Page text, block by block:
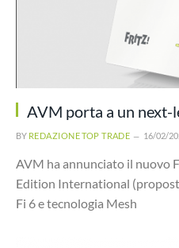
AVM porta a un next-
BY REDAZIONE TOP TRADE 16/02/
AVM ha annunciato il nuovo
Edition International
Fi 6 e tecnologia Mesh